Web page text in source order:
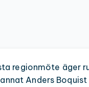
regionmöte äger
Anders